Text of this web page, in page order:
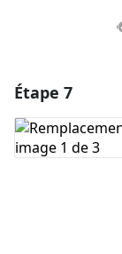
Ajouter un
Étape 7